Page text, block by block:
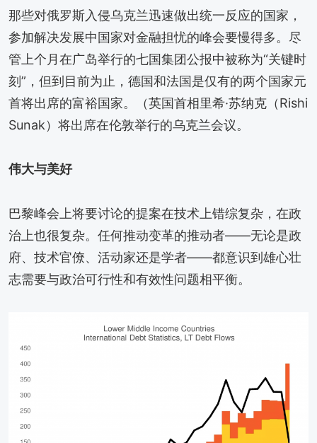
那些对俄罗斯入侵乌克兰迅速做出统一反应的国家，
参加解决发展中国家对金融担忧的峰会要慢得多。尽
管上个月在广岛举行的七国集团公报中被称为“关键时
刻”，但到目前为止，德国和法国是仅有的两个国家元
首将出席的富裕国家。（英国首相里希·苏纳克（Rishi
Sunak）将出席在伦敦举行的乌克兰会议。
伟大与美好
巴黎峰会上将要讨论的提案在技术上错综复杂，在政
治上也很复杂。任何推动变革的推动者——无论是政
府、技术官僚、活动家还是学者——都意识到雄心壮
志需要与政治可行性和有效性问题相平衡。